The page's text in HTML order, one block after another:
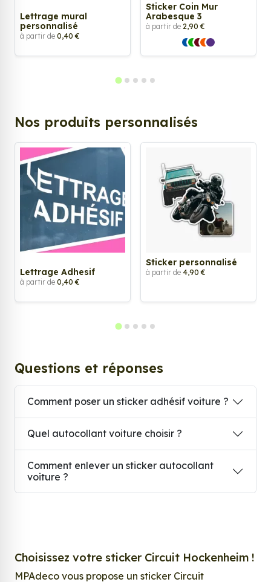
Lettrage mural
personnalisé
à partir de 0,40 €
Sticker Coin Mur
Arabesque 3
à partir de 2,90 €
Nos produits personnalisés
Lettrage Adhesif
à partir de 0,40 €
Sticker personnalisé
à partir de 4,90 €
Questions et réponses
Comment poser un sticker adhésif voiture ?
Quel autocollant voiture choisir ?
Comment enlever un sticker autocollant
voiture ?
Choisissez votre sticker Circuit Hockenheim !
MPAdeco vous propose un sticker Circuit